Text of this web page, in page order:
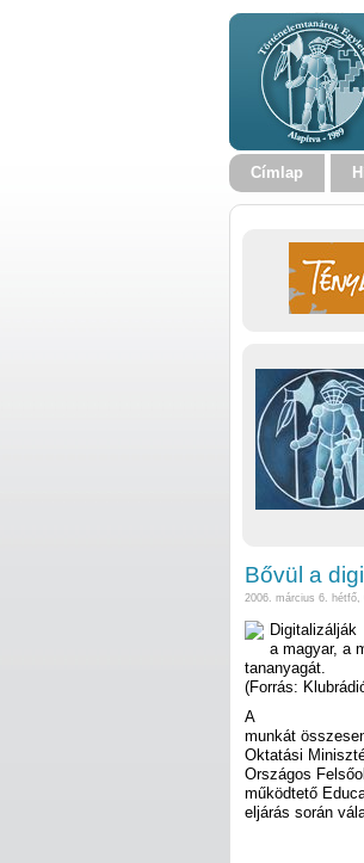
Címlap
Bővül a
2006. március 6. hétfő,
Digitalizálják
a magyar, a
tananyagát.
(Forrás:
A
munkát
Oktatási
Országos
működtető
eljárás során